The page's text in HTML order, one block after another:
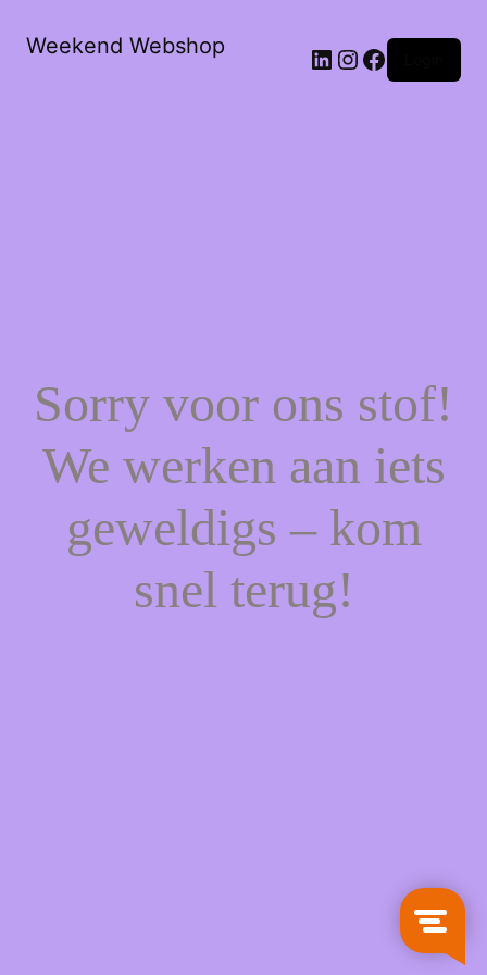
Weekend Webshop LinkedIn
Instagram
Facebook
Sorry voor ons stof!
We werken aan iets
geweldigs – kom
snel terug!